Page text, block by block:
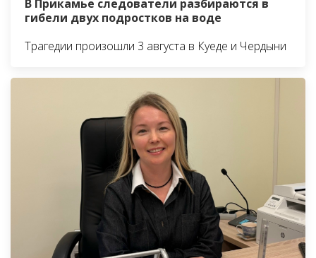
В Прикамье следователи разбираются в
гибели двух подростков на воде
Трагедии произошли 3 августа в Куеде и Чердыни